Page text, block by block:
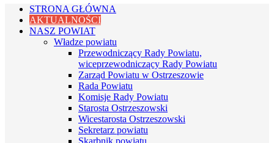
STRONA GŁÓWNA
AKTUALNOŚCI
NASZ POWIAT
Władze powiatu
Przewodniczący Rady Powiatu,
wiceprzewodniczący Rady Powiatu
Zarząd Powiatu w Ostrzeszowie
Rada Powiatu
Komisje Rady Powiatu
Starosta Ostrzeszowski
Wicestarosta Ostrzeszowski
Sekretarz powiatu
Skarbnik powiatu